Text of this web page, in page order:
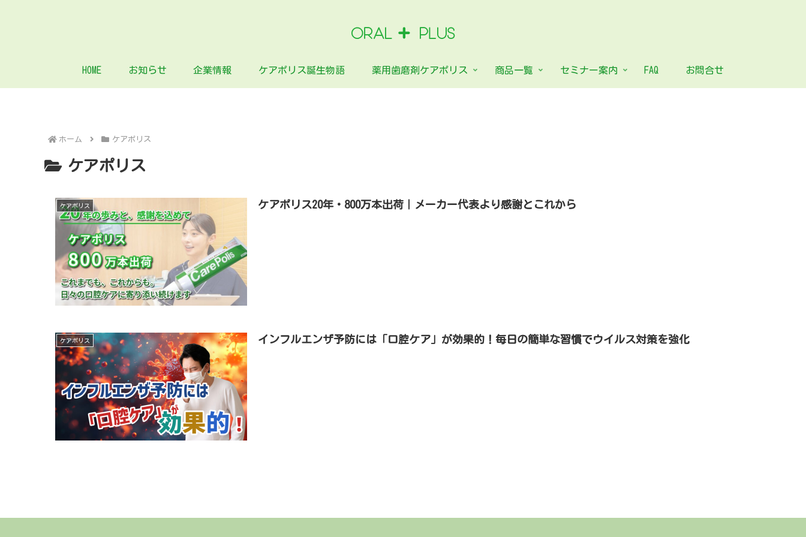
HOME お知らせ 企業情報 ケアポリス誕生物語 薬用歯磨剤ケアポリス 商品一覧 セミナー案内 FAQ お問合せ
ホーム ケアポリス
ケアポリス
ケアポリス ケアポリス20年・800万本出荷｜メーカー代表より感謝とこれから
ケアポリス インフルエンザ予防には「口腔ケア」が効果的！毎日の簡単な習慣でウイルス対策を強化